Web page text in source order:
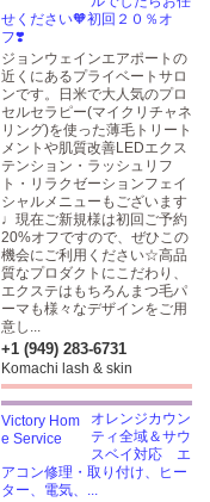
せください🧡初回２０％オ
フ❣️
ジョンウェインエアポートの
近くにあるプライベートサロ
ンです。日米で大人気のプロ
セルセラピー(マイクリチャネ
リング)を使った薄毛トリート
メントや肌質改善LEDエクス
テンション・ラッシュリフ
ト・リラクゼーションフェイ
シャルメニューもございます
♩現在ご新規様は初回ご予約
20%オフですので、ぜひこの
機会にご利用ください☆高品
質なプロダクトにこだわり、
エクステはもちろんまつ毛パ
ーマも様々なデザインをご用
意し...
+1 (949) 283-6731
Komachi lash & skin
オレンジカウン
ティ全域＆サウ
スベイ対応 エ
アコン修理・取り付け、ヒー
ター、電気、...